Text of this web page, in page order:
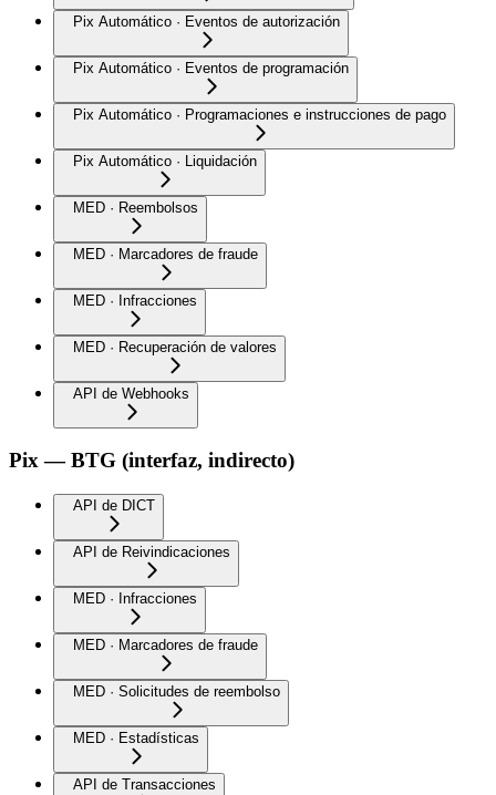
Pix Automático · Eventos de autorización
Pix Automático · Eventos de programación
Pix Automático · Programaciones e instrucciones de pago
Pix Automático · Liquidación
MED · Reembolsos
MED · Marcadores de fraude
MED · Infracciones
MED · Recuperación de valores
API de Webhooks
Pix — BTG (interfaz, indirecto)
API de DICT
API de Reivindicaciones
MED · Infracciones
MED · Marcadores de fraude
MED · Solicitudes de reembolso
MED · Estadísticas
API de Transacciones